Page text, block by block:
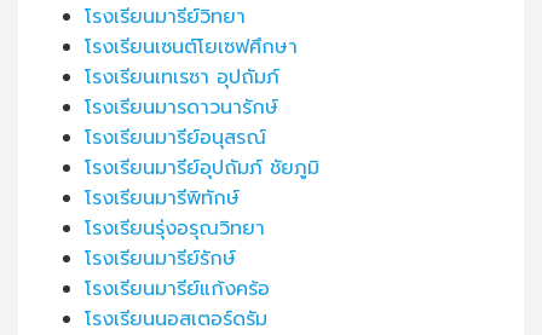
โรงเรียนมารีย์วิทยา
โรงเรียนเซนต์โยเซฟศึกษา
โรงเรียนเทเรซา อุปถัมภ์
โรงเรียนมารดาวนารักษ์
โรงเรียนมารีย์อนุสรณ์
โรงเรียนมารีย์อุปถัมภ์ ชัยภูมิ
โรงเรียนมารีพิทักษ์
โรงเรียนรุ่งอรุณวิทยา
โรงเรียนมารีย์รักษ์
โรงเรียนมารีย์แก้งคร้อ
โรงเรียนนอสเตอร์ดรัม